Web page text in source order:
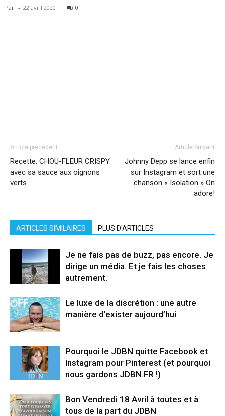
Par - 22 avril 2020 0
Article précédent
Recette: CHOU-FLEUR CRISPY
avec sa sauce aux oignons
verts
Article Suivant
Johnny Depp se lance enfin
sur Instagram et sort une
chanson « Isolation » On
adore!
ARTICLES SIMILAIRES PLUS D'ARTICLES
Je ne fais pas de buzz, pas encore. Je
dirige un média. Et je fais les choses
autrement.
Le luxe de la discrétion : une autre
manière d’exister aujourd’hui
Pourquoi le JDBN quitte Facebook et
Instagram pour Pinterest (et pourquoi
nous gardons JDBN.FR !)
Bon Vendredi 18 Avril à toutes et à
tous de la part du JDBN